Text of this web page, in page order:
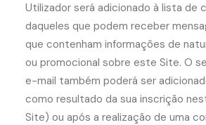
Utilizador será adicionado à lista de
daqueles que podem receber
que contenham informações de
ou promocional sobre este Site. O
e-mail também poderá ser
como resultado da sua inscrição
Site) ou após a realização de uma